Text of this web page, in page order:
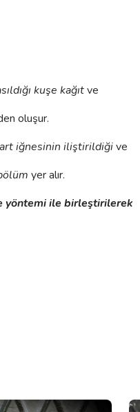
kuşe kağıtve
oluşur.
iğnesinin iliştirildiğive
yer alır.
yöntemi ile birleştirilerek